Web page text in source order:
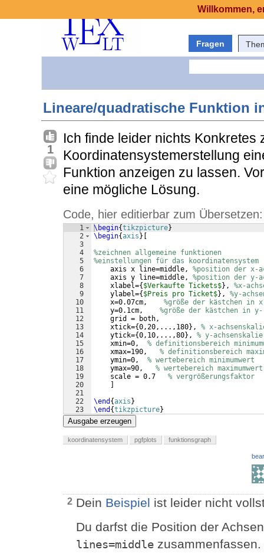
Fragen
Lineare/quadratische Funktion
1
Ich finde leider nichts Konkretes
Koordinatensystemerstellung
Funktion anzeigen zu lassen.
eine mögliche Lösung.
Code, hier editierbar zum Übersetzen:
1
2
3
4
5
6
7
8
9
10
11
12
13
14
15
16
17
18
19
20
21
22
23
\begin{tikzpicture}
\begin{axis }
%zeichnen allgemeine funktionen
%einstellungen für das koordinatensystem
    axis x line=middle,
%position der x-
    axis y line=middle,
%position der
    xlabel=
{ $Verkaufte Tickets$} , %x-
    ylabel=
{ $Preis pro Ticket$} , %y-
    x=0.07cm,
%größe der kästchen in
    y=0.1cm,
%größe der kästchen in
    grid = both,
    xtick=
{0,20,...,180} , % x-
    ytick=
{0,10,...,80} , % y-
    xmin=0,
% definitionsbereich
    xmax=190,
% definitionsbereich
    ymin=0,
% wertebereich minimumwert
    ymax=90,
% wertebereich maximumwert
    scale = 0.7
%
\end {axis }
\end {tikzpicture}
Ausgabe erzeugen
koordinatensystem pgfplots funktionsgraph
2 Dein Beispiel ist leider nicht
Du darfst die Position der
lines=middle zusammenfassen.
Willkommen,